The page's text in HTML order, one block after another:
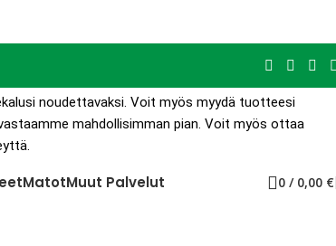
noudettavaksi. Voit myös myydä tuotteesi
mahdollisimman pian. Voit myös ottaa
MatotMuut Palvelut 0 / 0,00 €